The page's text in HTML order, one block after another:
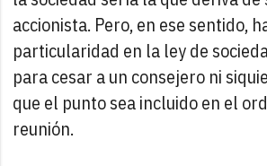
accionista. Pero, en ese sentido,
particularidad en la ley de
para cesar a un consejero ni
que el punto sea incluido en el
reunión.